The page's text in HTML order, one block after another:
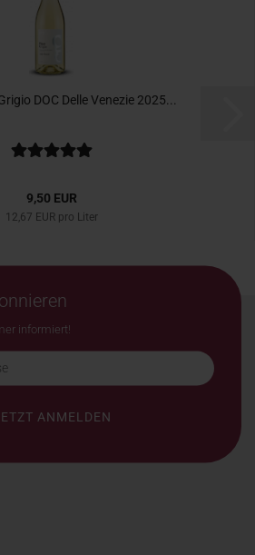
DOC Delle Venezie 2025...
9,50 EUR
12,67 EUR pro Liter
informiert!